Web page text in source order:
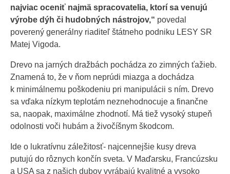
najviac oceniť najmä spracovatelia, ktorí sa venujú
výrobe dýh či hudobných nástrojov,“ povedal
poverený generálny riaditeľ štátneho podniku LESY SR
Matej Vigoda.
Drevo na jarných dražbách pochádza zo zimných ťažieb.
Znamená to, že v ňom neprúdi miazga a dochádza
k minimálnemu poškodeniu pri manipulácii s ním. Drevo
sa vďaka nízkym teplotám neznehodnocuje a finančne
sa, naopak, maximálne zhodnotí. Má tiež vysoký stupeň
odolnosti voči hubám a živočíšnym škodcom.
Ide o lukratívnu záležitosť- najcennejšie kusy dreva
putujú do rôznych končín sveta. V Maďarsku, Francúzsku
a USA sa z našich dubov vyrábajú kvalitné a vysoko